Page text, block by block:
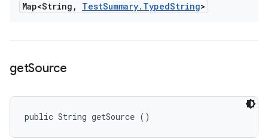
Map<String , TestSummary. TypedString>
getSource
public String getSource ()